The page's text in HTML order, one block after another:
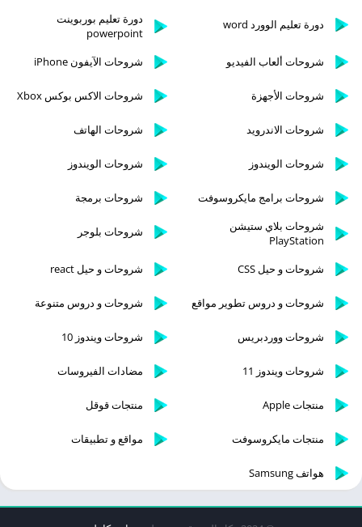
دورة تعليم الوورد word
دورة تعليم بوربوينت
powerpoint
شروحات ألعاب الفيديو
شروحات الآيفون iPhone
شروحات الأجهزة شروحات الاكس بوكس Xbox
شروحات الاندرويد شروحات الهاتف
شروحات الويندوز شروحات الويندوز
شروحات برامج مايكروسوفت
شروحات برمجة
شروحات بلاي ستيشن
PlayStation
شروحات بلوجر
شروحات و حيل CSS شروحات و حيل react
شروحات و دروس تطوير مواقع شروحات و دروس متنوعة
شروحات ووردبريس شروحات ويندوز 10
شروحات ويندوز 11 مضادات الفيروسات
منتجات Apple منتجات قوقل
منتجات مايكروسوفت مواقع و تطبيقات
هواتف Samsung